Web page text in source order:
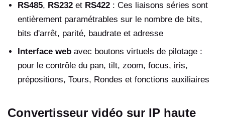
RS485, RS232 et RS422 : Ces liaisons séries sont
entièrement paramétrables sur le nombre de bits,
bits d'arrêt, parité, baudrate et adresse
Interface web avec boutons virtuels de pilotage :
pour le contrôle du pan, tilt, zoom, focus, iris,
prépositions, Tours, Rondes et fonctions auxiliaires
Convertisseur vidéo sur IP haute